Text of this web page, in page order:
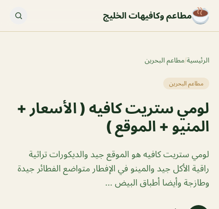
مطاعم وكافيهات الخليج
الرئيسية/مطاعم البحرين
مطاعم البحرين
لومي ستريت كافيه ( الأسعار +
المنيو + الموقع )
لومي ستريت كافيه هو الموقع جيد والديكورات تراثية
راقية الأكل جيد والمينو في الإفطار متواضع الفطائر جيدة
وطازجة وأيضا أطباق البيض ...